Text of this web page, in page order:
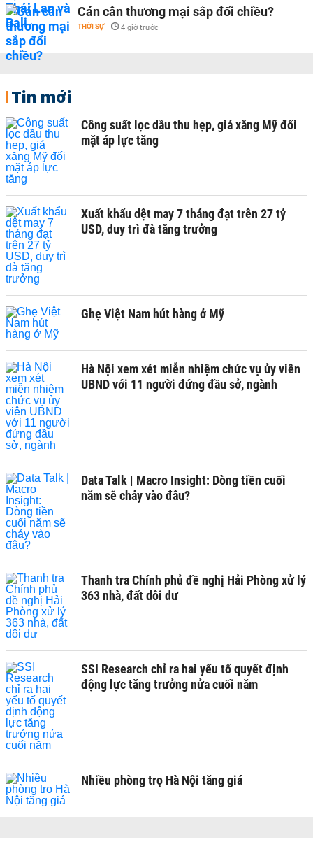
Cán cân thương mại sắp đổi chiều?
THỜI SỰ - 4 giờ trước
Tin mới
Công suất lọc dầu thu hẹp, giá xăng Mỹ đối
mặt áp lực tăng
Xuất khẩu dệt may 7 tháng đạt trên 27 tỷ
USD, duy trì đà tăng trưởng
Ghẹ Việt Nam hút hàng ở Mỹ
Hà Nội xem xét miễn nhiệm chức vụ ủy viên
UBND với 11 người đứng đầu sở, ngành
Data Talk | Macro Insight: Dòng tiền cuối
năm sẽ chảy vào đâu?
Thanh tra Chính phủ đề nghị Hải Phòng xử lý
363 nhà, đất dôi dư
SSI Research chỉ ra hai yếu tố quyết định
động lực tăng trưởng nửa cuối năm
Nhiều phòng trọ Hà Nội tăng giá